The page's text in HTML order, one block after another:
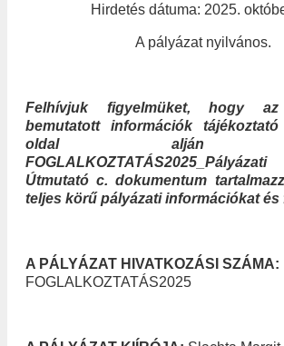
Hirdetés dátuma: 2025.
A pályázat nyilvános.
Felhívjuk figyelmüket, hogy az
bemutatott információk
oldal alján
Útmutató c. dokumentum
teljes körű pályázati információkat és
A PÁLYÁZAT HIVATKOZÁSI SZÁMA:
FOGLALKOZTATÁS2025